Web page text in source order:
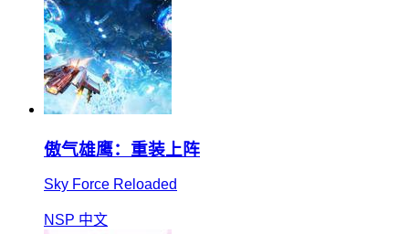
傲气雄鹰：重装上阵
Sky Force Reloaded
NSP 中文